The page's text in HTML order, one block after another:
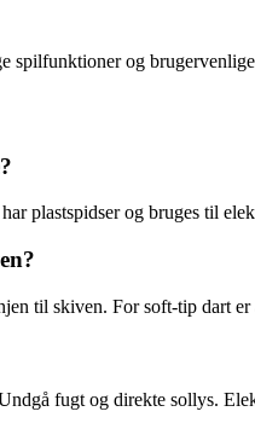
spilfunktioner og
plastspidser og bruges til
til skiven. For soft-tip dart
fugt og direkte sollys.